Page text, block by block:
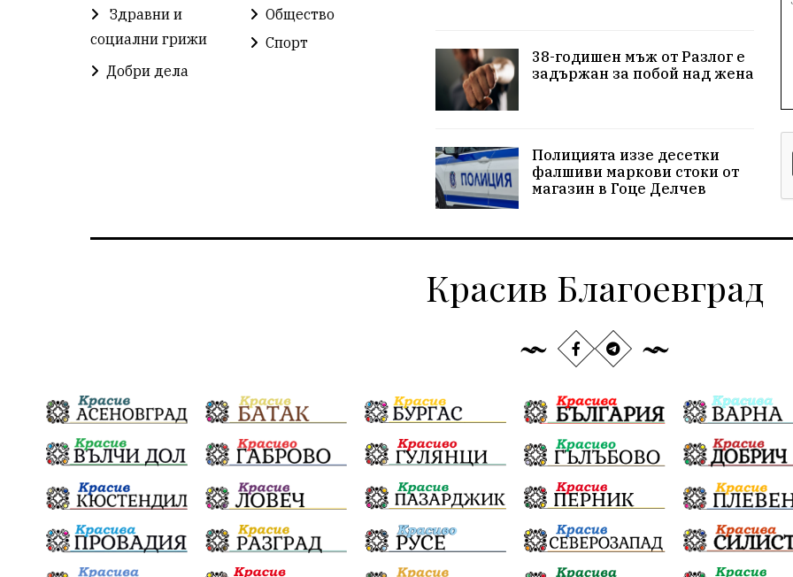
Здравни и
социални грижи
Общество
Спорт
Добри дела
38-годишен мъж от Разлог е
задържан за побой над жена
Полицията иззе десетки
фалшиви маркови стоки от
магазин в Гоце Делчев
Красив Благоевград